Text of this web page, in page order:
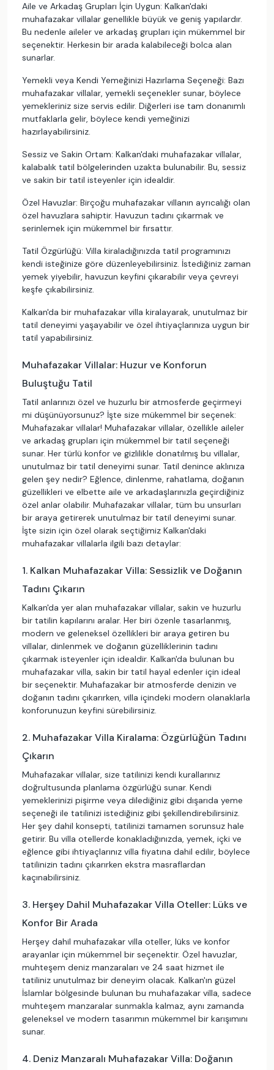
Aile ve Arkadaş Grupları İçin Uygun: Kalkan'daki
muhafazakar villalar genellikle büyük ve geniş yapılardır.
Bu nedenle aileler ve arkadaş grupları için mükemmel bir
seçenektir. Herkesin bir arada kalabileceği bolca alan
sunarlar.
Yemekli veya Kendi Yemeğinizi Hazırlama Seçeneği: Bazı
muhafazakar villalar, yemekli seçenekler sunar, böylece
yemekleriniz size servis edilir. Diğerleri ise tam donanımlı
mutfaklarla gelir, böylece kendi yemeğinizi
hazırlayabilirsiniz.
Sessiz ve Sakin Ortam: Kalkan'daki muhafazakar villalar,
kalabalık tatil bölgelerinden uzakta bulunabilir. Bu, sessiz
ve sakin bir tatil isteyenler için idealdir.
Özel Havuzlar: Birçoğu muhafazakar villanın ayrıcalığı olan
özel havuzlara sahiptir. Havuzun tadını çıkarmak ve
serinlemek için mükemmel bir fırsattır.
Tatil Özgürlüğü: Villa kiraladığınızda tatil programınızı
kendi isteğinize göre düzenleyebilirsiniz. İstediğiniz zaman
yemek yiyebilir, havuzun keyfini çıkarabilir veya çevreyi
keşfe çıkabilirsiniz.
Kalkan'da bir muhafazakar villa kiralayarak, unutulmaz bir
tatil deneyimi yaşayabilir ve özel ihtiyaçlarınıza uygun bir
tatil yapabilirsiniz.
Muhafazakar Villalar: Huzur ve Konforun
Buluştuğu Tatil
Tatil anlarınızı özel ve huzurlu bir atmosferde geçirmeyi
mi düşünüyorsunuz? İşte size mükemmel bir seçenek:
Muhafazakar villalar! Muhafazakar villalar, özellikle aileler
ve arkadaş grupları için mükemmel bir tatil seçeneği
sunar. Her türlü konfor ve gizlilikle donatılmış bu villalar,
unutulmaz bir tatil deneyimi sunar. Tatil denince aklınıza
gelen şey nedir? Eğlence, dinlenme, rahatlama, doğanın
güzellikleri ve elbette aile ve arkadaşlarınızla geçirdiğiniz
özel anlar olabilir. Muhafazakar villalar, tüm bu unsurları
bir araya getirerek unutulmaz bir tatil deneyimi sunar.
İşte sizin için özel olarak seçtiğimiz Kalkan'daki
muhafazakar villalarla ilgili bazı detaylar:
1. Kalkan Muhafazakar Villa: Sessizlik ve Doğanın
Tadını Çıkarın
Kalkan'da yer alan muhafazakar villalar, sakin ve huzurlu
bir tatilin kapılarını aralar. Her biri özenle tasarlanmış,
modern ve geleneksel özellikleri bir araya getiren bu
villalar, dinlenmek ve doğanın güzelliklerinin tadını
çıkarmak isteyenler için idealdir. Kalkan'da bulunan bu
muhafazakar villa, sakin bir tatil hayal edenler için ideal
bir seçenektir. Muhafazakar bir atmosferde denizin ve
doğanın tadını çıkarırken, villa içindeki modern olanaklarla
konforunuzun keyfini sürebilirsiniz.
2. Muhafazakar Villa Kiralama: Özgürlüğün Tadını
Çıkarın
Muhafazakar villalar, size tatilinizi kendi kurallarınız
doğrultusunda planlama özgürlüğü sunar. Kendi
yemeklerinizi pişirme veya dilediğiniz gibi dışarıda yeme
seçeneği ile tatilinizi istediğiniz gibi şekillendirebilirsiniz.
Her şey dahil konsepti, tatilinizi tamamen sorunsuz hale
getirir. Bu villa otellerde konakladığınızda, yemek, içki ve
eğlence gibi ihtiyaçlarınız villa fiyatına dahil edilir, böylece
tatilinizin tadını çıkarırken ekstra masraflardan
kaçınabilirsiniz.
3. Herşey Dahil Muhafazakar Villa Oteller: Lüks ve
Konfor Bir Arada
Herşey dahil muhafazakar villa oteller, lüks ve konfor
arayanlar için mükemmel bir seçenektir. Özel havuzlar,
muhteşem deniz manzaraları ve 24 saat hizmet ile
tatiliniz unutulmaz bir deneyim olacak. Kalkan'ın güzel
İslamlar bölgesinde bulunan bu muhafazakar villa, sadece
muhteşem manzaralar sunmakla kalmaz, aynı zamanda
geleneksel ve modern tasarımın mükemmel bir karışımını
sunar.
4. Deniz Manzaralı Muhafazakar Villa: Doğanın